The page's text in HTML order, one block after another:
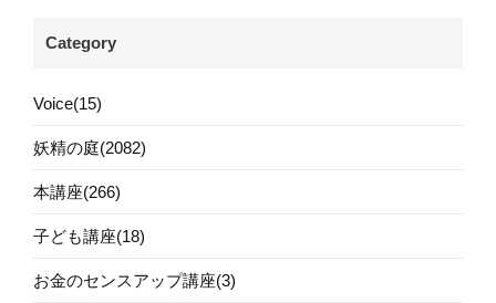
Category
Voice(15)
妖精の庭(2082)
本講座(266)
子ども講座(18)
お金のセンスアップ講座(3)